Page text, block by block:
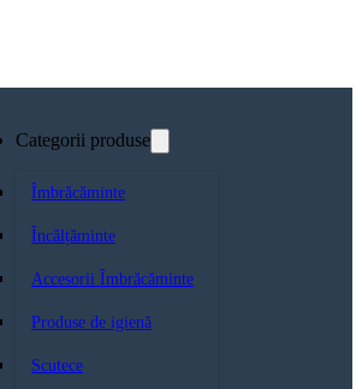
Categorii produse
Îmbrăcăminte
Încălțăminte
Accesorii Îmbrăcăminte
Produse de igienă
Scutece